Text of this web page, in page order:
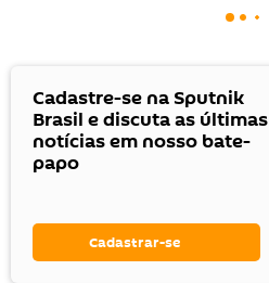
Cadastre-se na Sputnik
Brasil e discuta as últimas
notícias em nosso bate-
papo
Cadastrar-se